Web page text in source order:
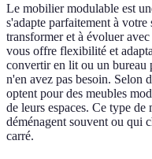
Le mobilier modulable est
s'adapte parfaitement à votre
transformer et à évoluer
vous offre flexibilité et
convertir en lit ou un bureau
n'en avez pas besoin. Selon
optent pour des meubles
de leurs espaces. Ce type
déménagent souvent ou qui
carré.